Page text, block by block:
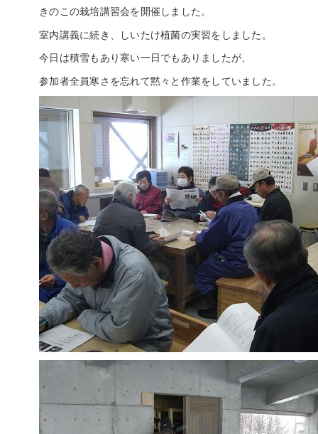
きのこの栽培講習会を開催しました。
室内講義に続き、しいたけ植菌の実習をしました。
今日は積雪もあり寒い一日でもありましたが、
参加者全員寒さを忘れて黙々と作業をしていました。